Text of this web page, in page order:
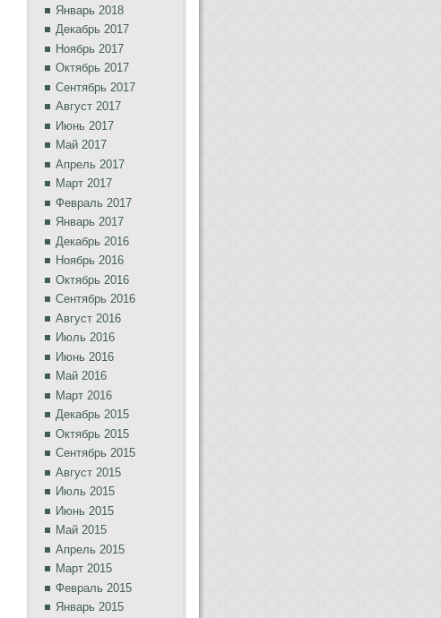
Январь 2018
Декабрь 2017
Ноябрь 2017
Октябрь 2017
Сентябрь 2017
Август 2017
Июнь 2017
Май 2017
Апрель 2017
Март 2017
Февраль 2017
Январь 2017
Декабрь 2016
Ноябрь 2016
Октябрь 2016
Сентябрь 2016
Август 2016
Июль 2016
Июнь 2016
Май 2016
Март 2016
Декабрь 2015
Октябрь 2015
Сентябрь 2015
Август 2015
Июль 2015
Июнь 2015
Май 2015
Апрель 2015
Март 2015
Февраль 2015
Январь 2015